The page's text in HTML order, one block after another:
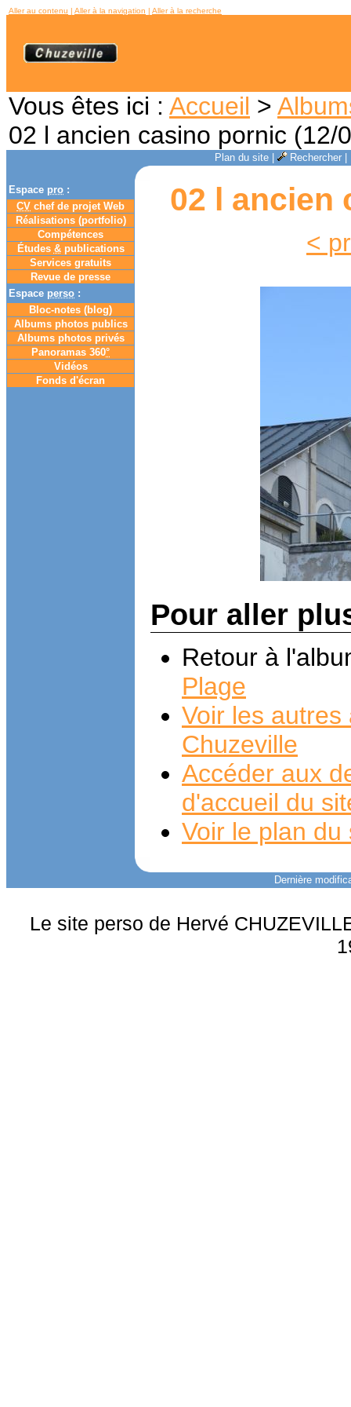
Aller au contenu | Aller à la navigation | Aller à la recherche
Vous êtes ici : Accueil >
02 l ancien casino pornic (12/
Plan du site| Rechercher|
Espace pro :
CV chef de projet Web
Réalisations (portfolio)
Compétences
Études &publications
Services gratuits
Revue de presse
Espace perso :
Bloc-notes (blog)
Albums photos publics
Albums photos privés
Panoramas 360°
Vidéos
Fonds d'écran
02 l ancien
<
Pour aller
Retour à
Plage
Voir les
Chuzeville
Accéder aux
d'accueil du
Voir le plan du
Dernière
Le site perso de Hervé